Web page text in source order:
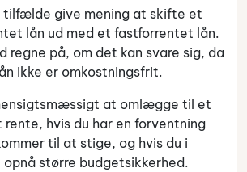
tilfælde give mening at skifte et
lån ud med et fastforrentet lån.
regne på, om det kan svare sig, da
ikke er omkostningsfrit.
at omlægge til et
rente, hvis du har en forventning
til at stige, og hvis du i
større budgetsikkerhed.